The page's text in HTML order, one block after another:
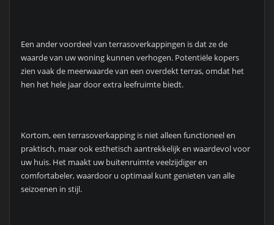
Een ander voordeel van terrasoverkappingen is dat ze de
waarde van uw woning kunnen verhogen. Potentiële kopers
zien vaak de meerwaarde van een overdekt terras, omdat het
hen het hele jaar door extra leefruimte biedt.
Kortom, een terrasoverkapping is niet alleen functioneel en
praktisch, maar ook esthetisch aantrekkelijk en waardevol voor
uw huis. Het maakt uw buitenruimte veelzijdiger en
comfortabeler, waardoor u optimaal kunt genieten van alle
seizoenen in stijl.